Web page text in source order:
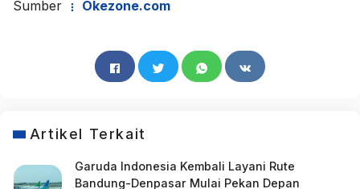
Sumber Okezone.com
Artikel Terkait
Garuda Indonesia Kembali Layani Rute
Bandung-Denpasar Mulai Pekan Depan